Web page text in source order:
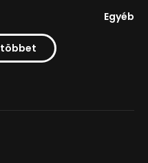
Egyéb
többet